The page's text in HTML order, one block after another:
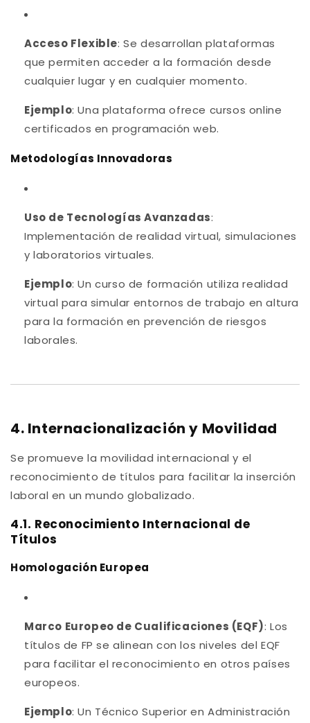
Acceso Flexible: Se desarrollan plataformas
que permiten acceder a la formación desde
cualquier lugar y en cualquier momento.
Ejemplo: Una plataforma ofrece cursos online
certificados en programación web.
Metodologías Innovadoras
Uso de Tecnologías Avanzadas:
Implementación de realidad virtual, simulaciones
y laboratorios virtuales.
Ejemplo: Un curso de formación utiliza realidad
virtual para simular entornos de trabajo en altura
para la formación en prevención de riesgos
laborales.
4. Internacionalización y Movilidad
Se promueve la movilidad internacional y el
reconocimiento de títulos para facilitar la inserción
laboral en un mundo globalizado.
4.1. Reconocimiento Internacional de
Títulos
Homologación Europea
Marco Europeo de Cualificaciones (EQF): Los
títulos de FP se alinean con los niveles del EQF
para facilitar el reconocimiento en otros países
europeos.
Ejemplo: Un Técnico Superior en Administración